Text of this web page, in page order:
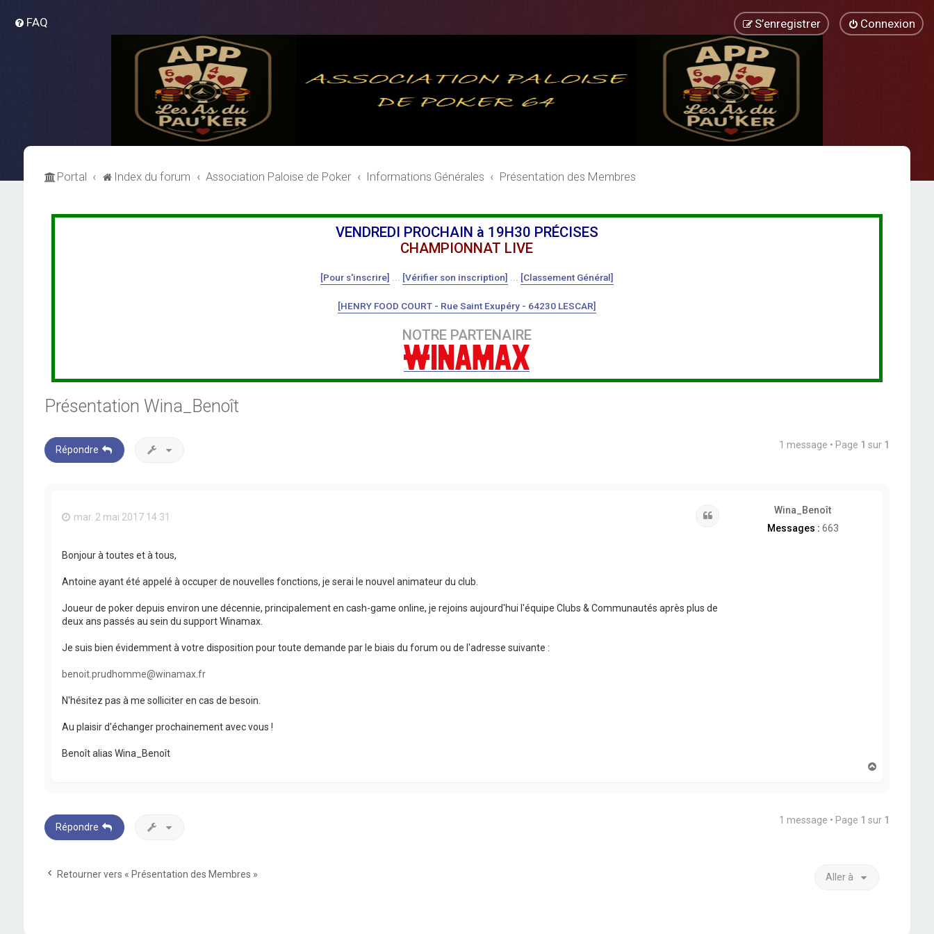
FAQ Connexion
S’enregistrer
Portal Index du forum Association Paloise de Poker Informations Générales Présentation des Membres
VENDREDI PROCHAIN à 19H30 PRÉCISES
CHAMPIONNAT LIVE
[Pour s'inscrire] [Vérifier son inscription] [Classement Général]
[HENRY FOOD COURT - Rue Saint Exupéry - 64230 LESCAR]
NOTRE PARTENAIRE
Présentation Wina_Benoît
Répondre 1 message • Page 1 sur 1
Wina_Benoît
Messages : 663
mar. 2 mai 2017 14:31
Bonjour à toutes et à tous,
Antoine ayant été appelé à occuper de nouvelles fonctions, je serai le nouvel animateur du club.
Joueur de poker depuis environ une décennie, principalement en cash-game online, je rejoins aujourd'hui l'équipe Clubs & Communautés après plus de
deux ans passés au sein du support Winamax.
Je suis bien évidemment à votre disposition pour toute demande par le biais du forum ou de l'adresse suivante :
benoit.prudhomme@winamax.fr
N'hésitez pas à me solliciter en cas de besoin.
Au plaisir d'échanger prochainement avec vous !
Benoît alias Wina_Benoît
Répondre
1 message • Page 1 sur 1
Retourner vers « Présentation des Membres » Aller à